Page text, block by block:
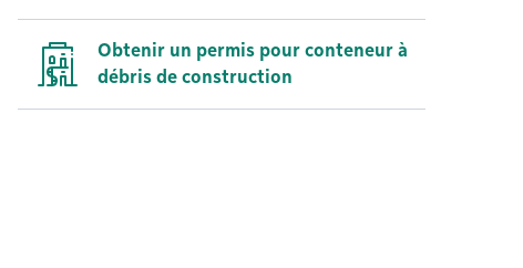
Obtenir un permis pour conteneur à
débris de construction